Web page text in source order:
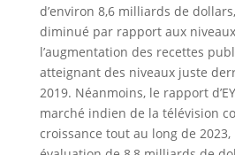
d’environ 8,6 milliards de
diminué par rapport aux
l’augmentation des recettes
atteignant des niveaux juste
2019. Néanmoins, le rapport
marché indien de la télévision
croissance tout au long de